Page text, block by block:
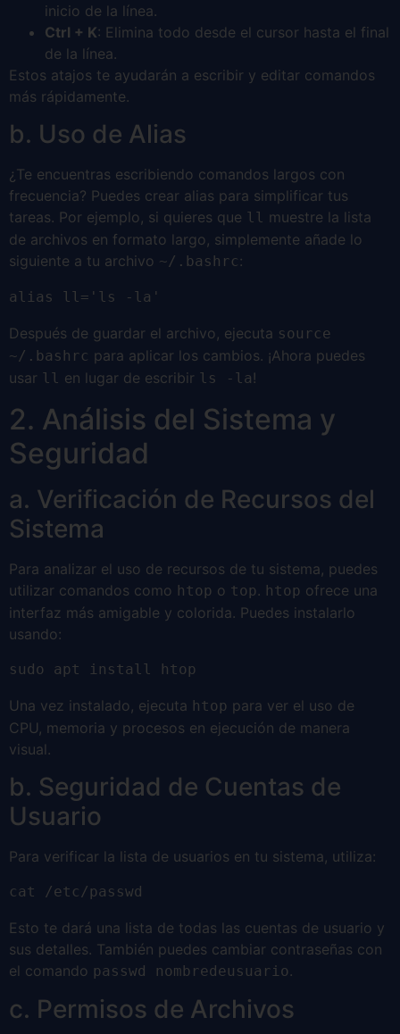
inicio de la línea.
Ctrl + K: Elimina todo desde el cursor hasta el final
de la línea.
Estos atajos te ayudarán a escribir y editar comandos
más rápidamente.
b. Uso de Alias
¿Te encuentras escribiendo comandos largos con
frecuencia? Puedes crear alias para simplificar tus
tareas. Por ejemplo, si quieres que ll muestre la lista
de archivos en formato largo, simplemente añade lo
siguiente a tu archivo ~/.bashrc :
alias ll='ls -la'
Después de guardar el archivo, ejecuta source
~/.bashrc para aplicar los cambios. ¡Ahora puedes
usar ll en lugar de escribir ls -la !
2. Análisis del Sistema y
Seguridad
a. Verificación de Recursos del
Sistema
Para analizar el uso de recursos de tu sistema, puedes
utilizar comandos como htop o top. htop ofrece una
interfaz más amigable y colorida. Puedes instalarlo
usando:
sudo apt install htop
Una vez instalado, ejecuta htop para ver el uso de
CPU, memoria y procesos en ejecución de manera
visual.
b. Seguridad de Cuentas de
Usuario
Para verificar la lista de usuarios en tu sistema, utiliza:
cat /etc/passwd
Esto te dará una lista de todas las cuentas de usuario y
sus detalles. También puedes cambiar contraseñas con
el comando passwd nombredeusuario .
c. Permisos de Archivos